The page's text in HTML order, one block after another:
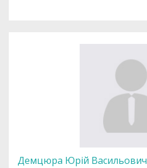
Демцюра Юрій Васильович